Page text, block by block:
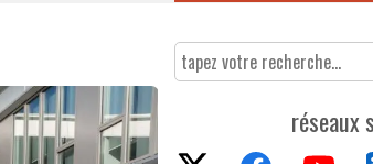
réseaux